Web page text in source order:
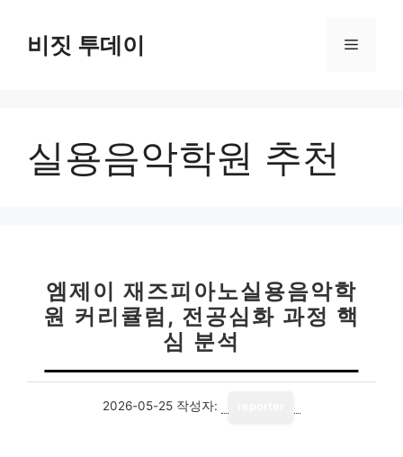
비짓 투데이 메
실용음악학원 추천
엠제이 재즈피아노실용음악학
원 커리큘럼, 전공심화 과정 핵
심 분석
2026-05-25 작성자: